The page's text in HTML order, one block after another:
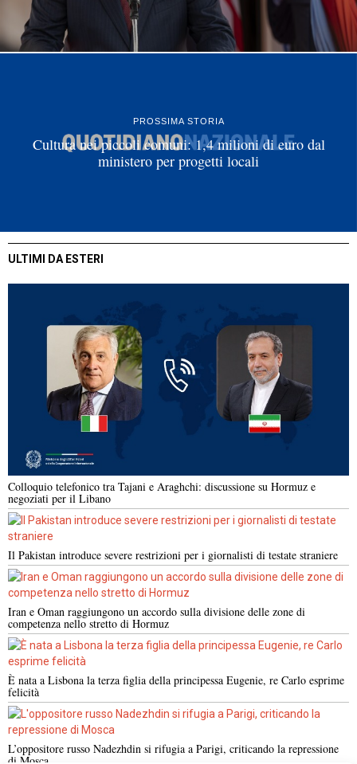
PROSSIMA STORIA
Cultura nei piccoli comuni: 1,4 milioni di euro dal
ministero per progetti locali
ULTIMI DA ESTERI
Colloquio telefonico tra Tajani e Araghchi: discussione su Hormuz e
negoziati per il Libano
Il Pakistan introduce severe restrizioni per i giornalisti di testate straniere
Iran e Oman raggiungono un accordo sulla divisione delle zone di
competenza nello stretto di Hormuz
È nata a Lisbona la terza figlia della principessa Eugenie, re Carlo esprime
felicità
L’oppositore russo Nadezhdin si rifugia a Parigi, criticando la repressione
di Mosca